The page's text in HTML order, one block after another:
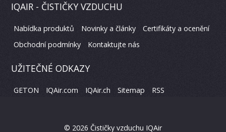
IQAIR - ČISTIČKY VZDUCHU
Nabídka produktů Novinky a články
Certifikáty a ocenění
Obchodní podmínky
Kontaktujte nás
UŽITEČNÉ ODKAZY
GETON IQAir.com IQAir.ch Sitemap RSS
© 2026 Čističky vzduchu IQAir